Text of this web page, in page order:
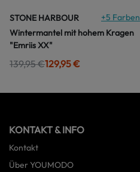
STONE HARBOUR +5 Farben
Wintermantel mit hohem Kragen
"Emriis XX"
139,95 €129,95 €
KONTAKT & INFO
Kontakt
Über YOUMODO